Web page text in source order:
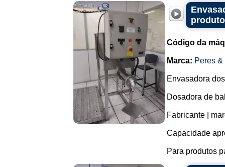
Código da
Marca: Peres
Envasadora
Dosadora de
Fabricante |
Capacidade
Para produtos